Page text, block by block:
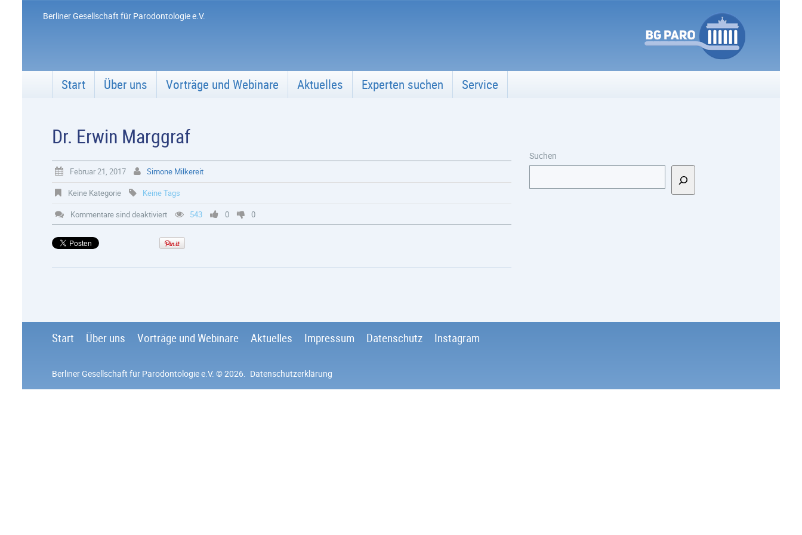
Berliner Gesellschaft für Parodontologie e.V.
Start Über uns Vorträge und Webinare Aktuelles Experten suchen Service
Dr. Erwin Marggraf
Februar 21, 2017
Simone Milkereit
Keine Kategorie
Keine Tags
Kommentare sind deaktiviert
543 0 0
Suchen
Start Über uns Vorträge und Webinare Aktuelles Impressum Datenschutz Instagram
Berliner Gesellschaft für Parodontologie e.V. © 2026. Datenschutzerklärung